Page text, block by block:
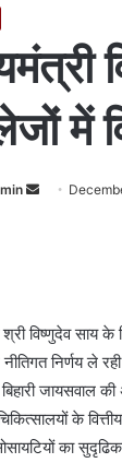
में
m
a
i
l
विष्णुदेव साय के
नीतिगत निर्णय ले
जायसवाल
के
का